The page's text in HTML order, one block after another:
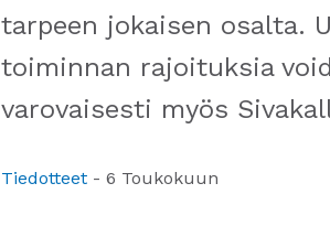
tarpeen jokaisen osalta.
toiminnan rajoituksia
varovaisesti myös
Tiedotteet - 6 Toukokuun